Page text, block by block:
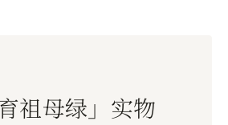
祖母绿 」实物